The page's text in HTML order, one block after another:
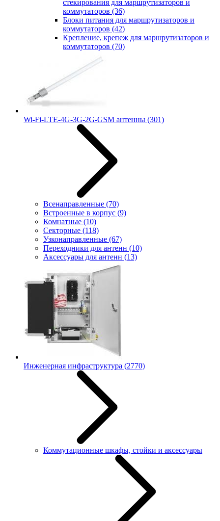
стекирования для маршрутизаторов и
коммутаторов (36)
Блоки питания для маршрутизаторов и
коммутаторов (42)
Крепление, крепеж для маршрутизаторов и
коммутаторов (70)
Wi-Fi-LTE-4G-3G-2G-GSM антенны (301)
Всенаправленные (70)
Встроенные в корпус (9)
Комнатные (10)
Секторные (118)
Узконаправленные (67)
Переходники для антенн (10)
Аксессуары для антенн (13)
Инженерная инфраструктура (2770)
Коммутационные шкафы, стойки и аксессуары